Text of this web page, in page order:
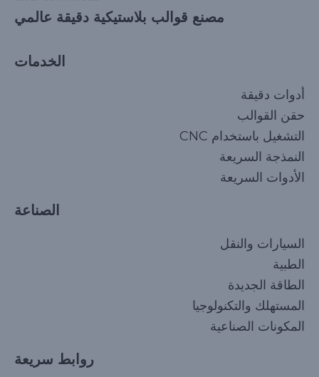
مصنع قوالب بلاستيكية دقيقة عالمي
الخدمات
أدوات دقيقة
حقن القوالب
التشغيل باستخدام CNC
النمذجة السريعة
الأدوات السريعة
الصناعة
السيارات والنقل
الطبية
الطاقة الجديدة
المستهلك والتكنولوجيا
المكونات الصناعية
روابط سريعة